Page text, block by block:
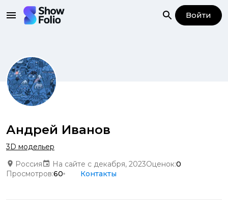
Войти
Андрей Иванов
3D модельер
Россия
На сайте с декабря, 2023Оценок:0
Просмотров:60 Контакты